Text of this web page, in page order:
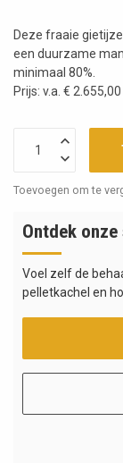
Deze fraaie
een duurzame
minimaal 80%.
Prijs: v.a. € 2.655,00
Toevoegen om te
Ontdek
Voel zelf de
pelletkachel en